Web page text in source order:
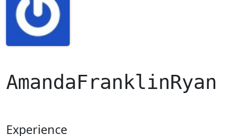
AmandaFranklinRyan
Experience